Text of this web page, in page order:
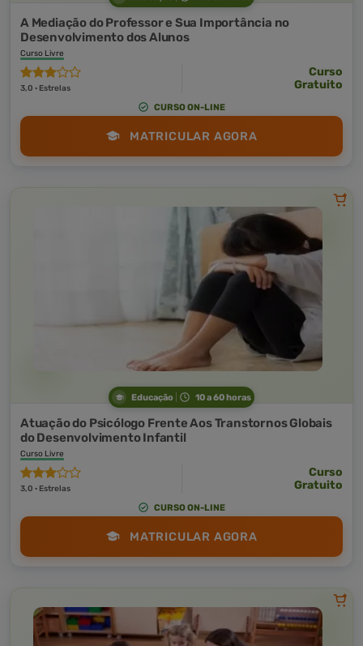
A Mediação do Professor e Sua Importância no
Desenvolvimento dos Alunos
Curso Livre
3,0 · Estrelas
Curso
Gratuito
CURSO ON-LINE
MATRICULAR AGORA
Educação 10 a 60 horas
Atuação do Psicólogo Frente Aos Transtornos Globais
do Desenvolvimento Infantil
Curso Livre
3,0 · Estrelas
Curso
Gratuito
CURSO ON-LINE
MATRICULAR AGORA